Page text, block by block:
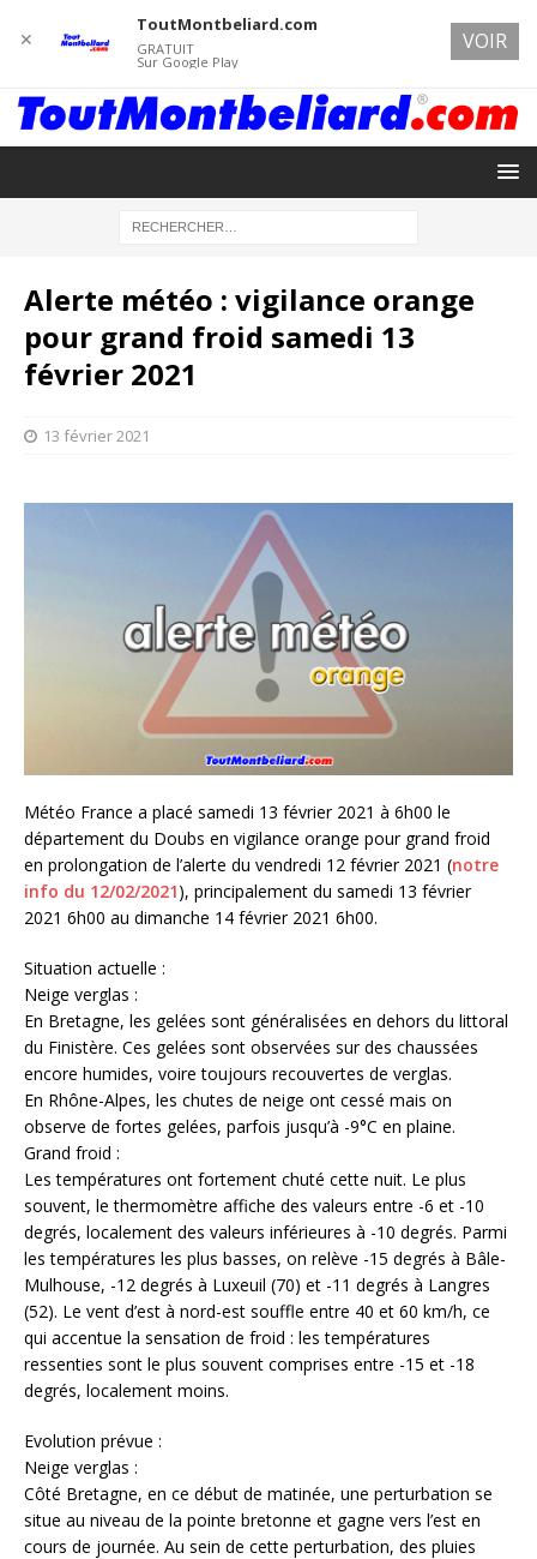
Alerte météo : vigilance orange
pour grand froid samedi 13
février 2021
13 février 2021
Météo France a placé samedi 13 février 2021 à 6h00 le
département du Doubs en vigilance orange pour grand froid
en prolongation de l’alerte du vendredi 12 février 2021 (notre
info du 12/02/2021), principalement du samedi 13 février
2021 6h00 au dimanche 14 février 2021 6h00.
Situation actuelle :
Neige verglas :
En Bretagne, les gelées sont généralisées en dehors du littoral
du Finistère. Ces gelées sont observées sur des chaussées
encore humides, voire toujours recouvertes de verglas.
En Rhône-Alpes, les chutes de neige ont cessé mais on
observe de fortes gelées, parfois jusqu’à -9°C en plaine.
Grand froid :
Les températures ont fortement chuté cette nuit. Le plus
souvent, le thermomètre affiche des valeurs entre -6 et -10
degrés, localement des valeurs inférieures à -10 degrés. Parmi
les températures les plus basses, on relève -15 degrés à Bâle-
Mulhouse, -12 degrés à Luxeuil (70) et -11 degrés à Langres
(52). Le vent d’est à nord-est souffle entre 40 et 60 km/h, ce
qui accentue la sensation de froid : les températures
ressenties sont le plus souvent comprises entre -15 et -18
degrés, localement moins.
Evolution prévue :
Neige verglas :
Côté Bretagne, en ce début de matinée, une perturbation se
situe au niveau de la pointe bretonne et gagne vers l’est en
cours de journée. Au sein de cette perturbation, des pluies
✕
ToutMontbeliard.com
GRATUIT
Sur Google Play
VOIR